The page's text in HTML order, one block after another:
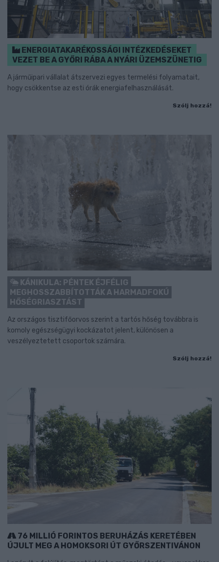
ENERGIATAKARÉKOSSÁGI INTÉZKEDÉSEKET
VEZET BE A GYŐRI RÁBA A NYÁRI ÜZEMSZÜNETIG
A járműipari vállalat átszervezi egyes termelési folyamatait,
hogy csökkentse az esti órák energiafelhasználását.
Szólj hozzá!
KÁNIKULA: PÉNTEK ÉJFÉLIG
MEGHOSSZABBÍTOTTÁK A HARMADFOKÚ
HŐSÉGRIASZTÁST
Az országos tisztifőorvos szerint a tartós hőség továbbra is
komoly egészségügyi kockázatot jelent, különösen a
veszélyeztetett csoportok számára.
Szólj hozzá!
76 MILLIÓ FORINTOS BERUHÁZÁS KERETÉBEN
ÚJULT MEG A HOMOKSORI ÚT GYŐRSZENTIVÁNON